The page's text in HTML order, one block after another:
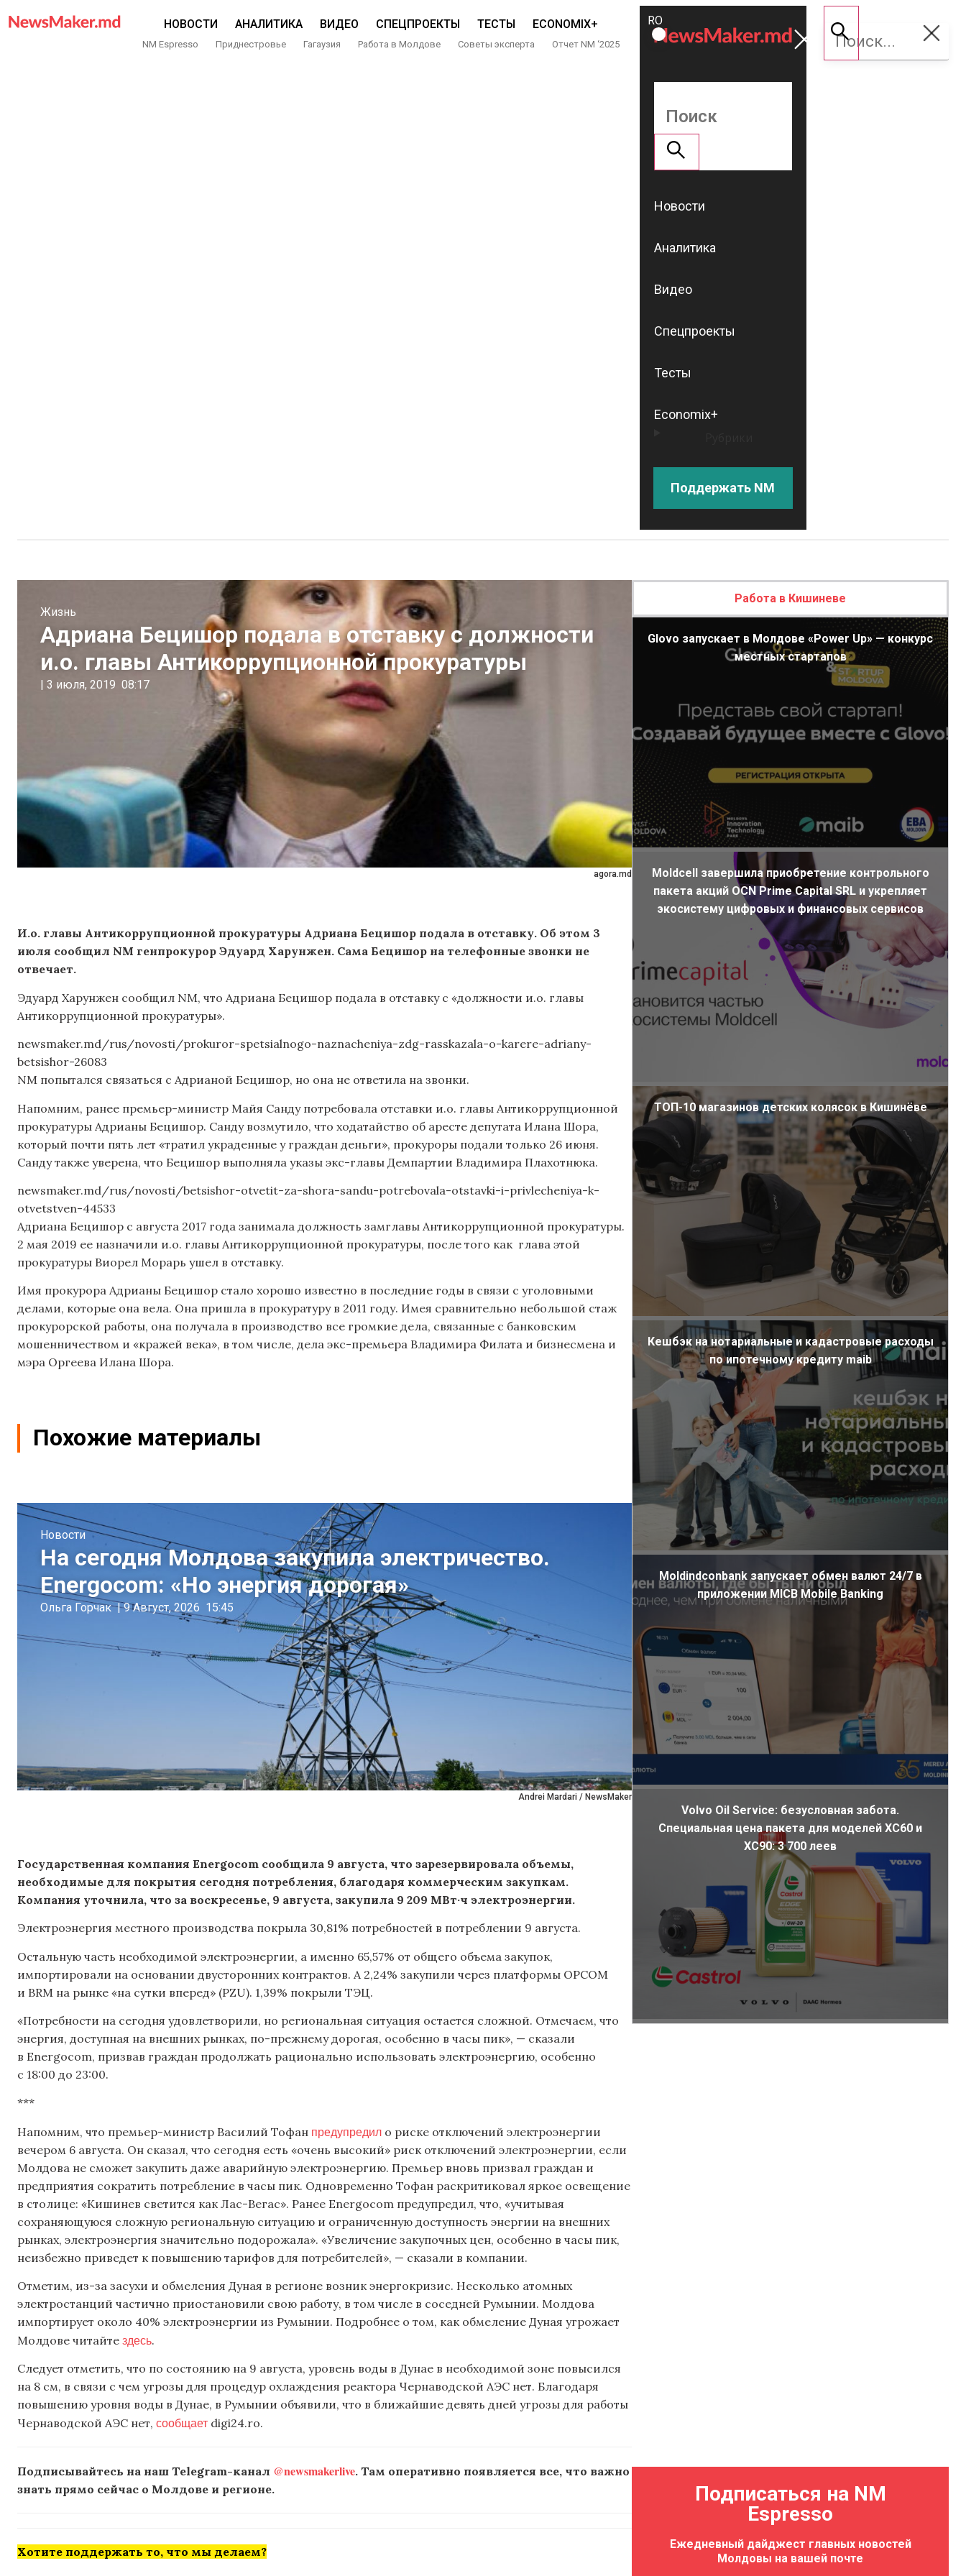
НОВОСТИ АНАЛИТИКА ВИДЕО СПЕЦПРОЕКТЫ ТЕСТЫ ECONOMIX+
NM Espresso Приднестровье Гагаузия Работа в Молдове Советы эксперта Отчет NM ‘2025
ROMÂNĂ
RU
Поддержать
NM
Новости
Аналитика
Видео
Спецпроекты
Тесты
Economix+
Поддержать NM
agora.md
Жизнь
Адриана Бецишор подала в отставку с должности
и.о. главы Антикоррупционной прокуратуры
| 3 июля, 2019 08:17
И.о. главы Антикоррупционной прокуратуры Адриана Бецишор подала в отставку. Об этом 3
июля cообщил NM генпрокурор Эдуард Харунжен. Сама Бецишор на телефонные звонки не
отвечает.
Эдуард Харунжен сообщил NM, что Адриана Бецишор подала в отставку с «должности и.о. главы
Антикоррупционной прокуратуры».
newsmaker.md/rus/novosti/prokuror-spetsialnogo-naznacheniya-zdg-rasskazala-o-karere-adriany-
betsishor-26083
NM попытался связаться с Адрианой Бецишор, но она не ответила на звонки.
Напомним, ранее премьер-министр Майя Санду потребовала отставки и.о. главы Антикоррупционной
прокуратуры Адрианы Бецишор. Санду возмутило, что ходатайство об аресте депутата Илана Шора,
который почти пять лет «тратил украденные у граждан деньги», прокуроры подали только 26 июня.
Санду также уверена, что Бецишор выполняла указы экс-главы Демпартии Владимира Плахотнюка.
newsmaker.md/rus/novosti/betsishor-otvetit-za-shora-sandu-potrebovala-otstavki-i-privlecheniya-k-
otvetstven-44533
Адриана Бецишор с августа 2017 года занимала должность замглавы Антикоррупционной прокуратуры.
2 мая 2019 ее назначили и.о. главы Антикоррупционной прокуратуры, после того как глава этой
прокуратуры Виорел Морарь ушел в отставку.
Имя прокурора Адрианы Бецишор стало хорошо известно в последние годы в связи с уголовными
делами, которые она вела. Она пришла в прокуратуру в 2011 году. Имея сравнительно небольшой стаж
прокурорской работы, она получала в производство все громкие дела, связанные с банковским
мошенничеством и «кражей века», в том числе, дела экс-премьера Владимира Филата и бизнесмена и
мэра Оргеева Илана Шора.
Похожие материалы
Andrei Mardari / NewsMaker
Новости
На сегодня Молдова закупила электричество.
Energocom: «Но энергия дорогая»
Ольга Горчак | 9 Август, 2026 15:45
Государственная компания Energocom сообщила 9 августа, что зарезервировала объемы,
необходимые для покрытия сегодня потребления, благодаря коммерческим закупкам.
Компания уточнила, что за воскресенье, 9 августа, закупила 9 209 МВт·ч электроэнергии.
Электроэнергия местного производства покрыла 30,81% потребностей в потреблении 9 августа.
Остальную часть необходимой электроэнергии, а именно 65,57% от общего объема закупок,
импортировали на основании двусторонних контрактов. А 2,24% закупили через платформы OPCOM
и BRM на рынке «на сутки вперед» (PZU). 1,39% покрыли ТЭЦ.
«Потребности на сегодня удовлетворили, но региональная ситуация остается сложной. Отмечаем, что
энергия, доступная на внешних рынках, по-прежнему дорогая, особенно в часы пик», — сказали
в Energocom, призвав граждан продолжать рационально использовать электроэнергию, особенно
с 18:00 до 23:00.
***
Напомним, что премьер-министр Василий Тофан предупредил о риске отключений электроэнергии
вечером 6 августа. Он сказал, что сегодня есть «очень высокий» риск отключений электроэнергии, если
Молдова не сможет закупить даже аварийную электроэнергию. Премьер вновь призвал граждан и
предприятия сократить потребление в часы пик. Одновременно Тофан раскритиковал яркое освещение
в столице: «Кишинев светится как Лас-Вегас». Ранее Energocom предупредил, что, «учитывая
сохраняющуюся сложную региональную ситуацию и ограниченную доступность энергии на внешних
рынках, электроэнергия значительно подорожала». «Увеличение закупочных цен, особенно в часы пик,
неизбежно приведет к повышению тарифов для потребителей», — сказали в компании.
Отметим, из-за засухи и обмеления Дуная в регионе возник энергокризис. Несколько атомных
электростанций частично приостановили свою работу, в том числе в соседней Румынии. Молдова
импортирует около 40% электроэнергии из Румынии. Подробнее о том, как обмеление Дуная угрожает
Молдове читайте здесь.
Следует отметить, что по состоянию на 9 августа, уровень воды в Дунае в необходимой зоне повысился
на 8 см, в связи с чем угрозы для процедур охлаждения реактора Чернаводской АЭС нет. Благодаря
повышению уровня воды в Дунае, в Румынии объявили, что в ближайшие девять дней угрозы для работы
Чернаводской АЭС нет, сообщает digi24.ro.
Подписывайтесь на наш Telegram-канал @newsmakerlive. Там оперативно появляется все, что важно
знать прямо сейчас о Молдове и регионе.
Хотите поддержать то, что мы делаем?
Работа в Кишиневе
Glovo запускает в Молдове «Power Up» — конкурс
местных стартапов
Moldcell завершила приобретение контрольного
пакета акций OCN Prime Capital SRL и укрепляет
экосистему цифровых и финансовых сервисов
ТОП-10 магазинов детских колясок в Кишинёве
Кешбэк на нотариальные и кадастровые расходы
по ипотечному кредиту maib
Moldindconbank запускает обмен валют 24/7 в
приложении MICB Mobile Banking
Volvo Oil Service: безусловная забота.
Специальная цена пакета для моделей XC60 и
XC90: 3 700 леев
Подписаться на NM
Espresso
Ежедневный дайджест главных новостей
Молдовы на вашей почте